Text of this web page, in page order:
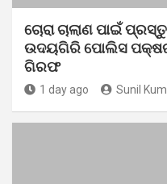
ଚୋରା ଚାଲାଣ ପାଇଁ
ଉଦୟଗିରି ପୋଲିସ ପକ୍ଷରୁ
ଗିରଫ
1 day ago Sunil